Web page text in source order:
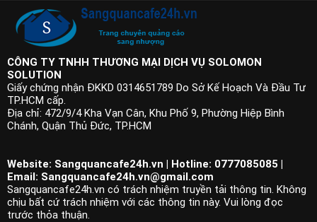
CÔNG TY TNHH THƯƠNG MẠI DỊCH VỤ SOLOMON
SOLUTION
Giấy chứng nhận ĐKKD 0314651789 Do Sở Kế Hoạch Và Đầu Tư
TP.HCM cấp.
Địa chỉ: 472/9/4 Kha Vạn Cân, Khu Phố 9, Phường Hiệp Bình
Chánh, Quận Thủ Đức, TP.HCM
Website: Sangquancafe24h.vn | Hotline: 0777085085 |
Email: Sangquancafe24h.vn@gmail.com
Sangquancafe24h.vn có trách nhiệm truyền tải thông tin. Không
chịu bất cứ trách nhiệm với các thông tin này. Vui lòng đọc
trước thỏa thuận.